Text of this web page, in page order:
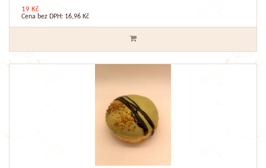
19 Kč
Cena bez DPH: 16,96 Kč